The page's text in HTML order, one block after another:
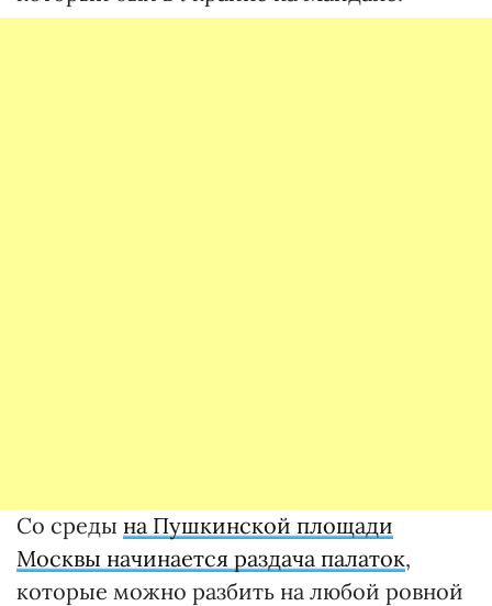
Со среды на Пушкинской площади
Москвы начинается раздача палаток,
которые можно разбить на любой ровной